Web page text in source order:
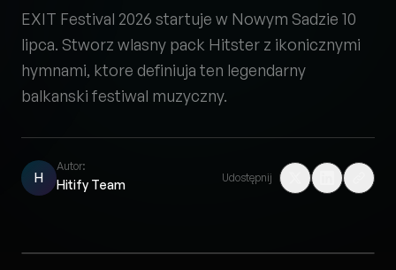
EXIT Festival 2026 startuje w Nowym Sadzie 10
lipca. Stworz wlasny pack Hitster z ikonicznymi
hymnami, ktore definiuja ten legendarny
balkanski festiwal muzyczny.
H
Autor:
Hitify Team Udostępnij